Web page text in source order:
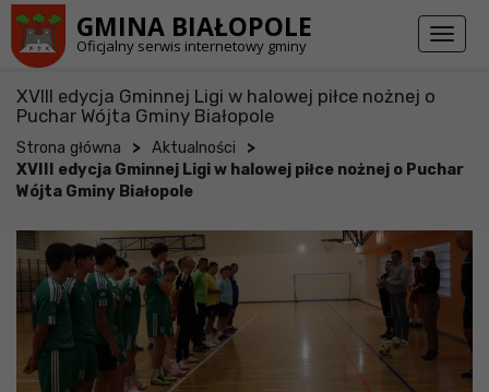
GMINA BIAŁOPOLE
Oficjalny serwis internetowy gminy
Toggle
XVIII edycja Gminnej Ligi w halowej piłce nożnej o
Puchar Wójta Gminy Białopole
Strona główna > Aktualności >
XVIII edycja Gminnej Ligi w halowej piłce nożnej o Puchar
Wójta Gminy Białopole